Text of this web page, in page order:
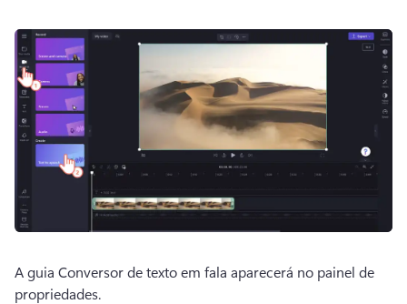
A guia Conversor de texto em fala aparecerá no painel de
propriedades.